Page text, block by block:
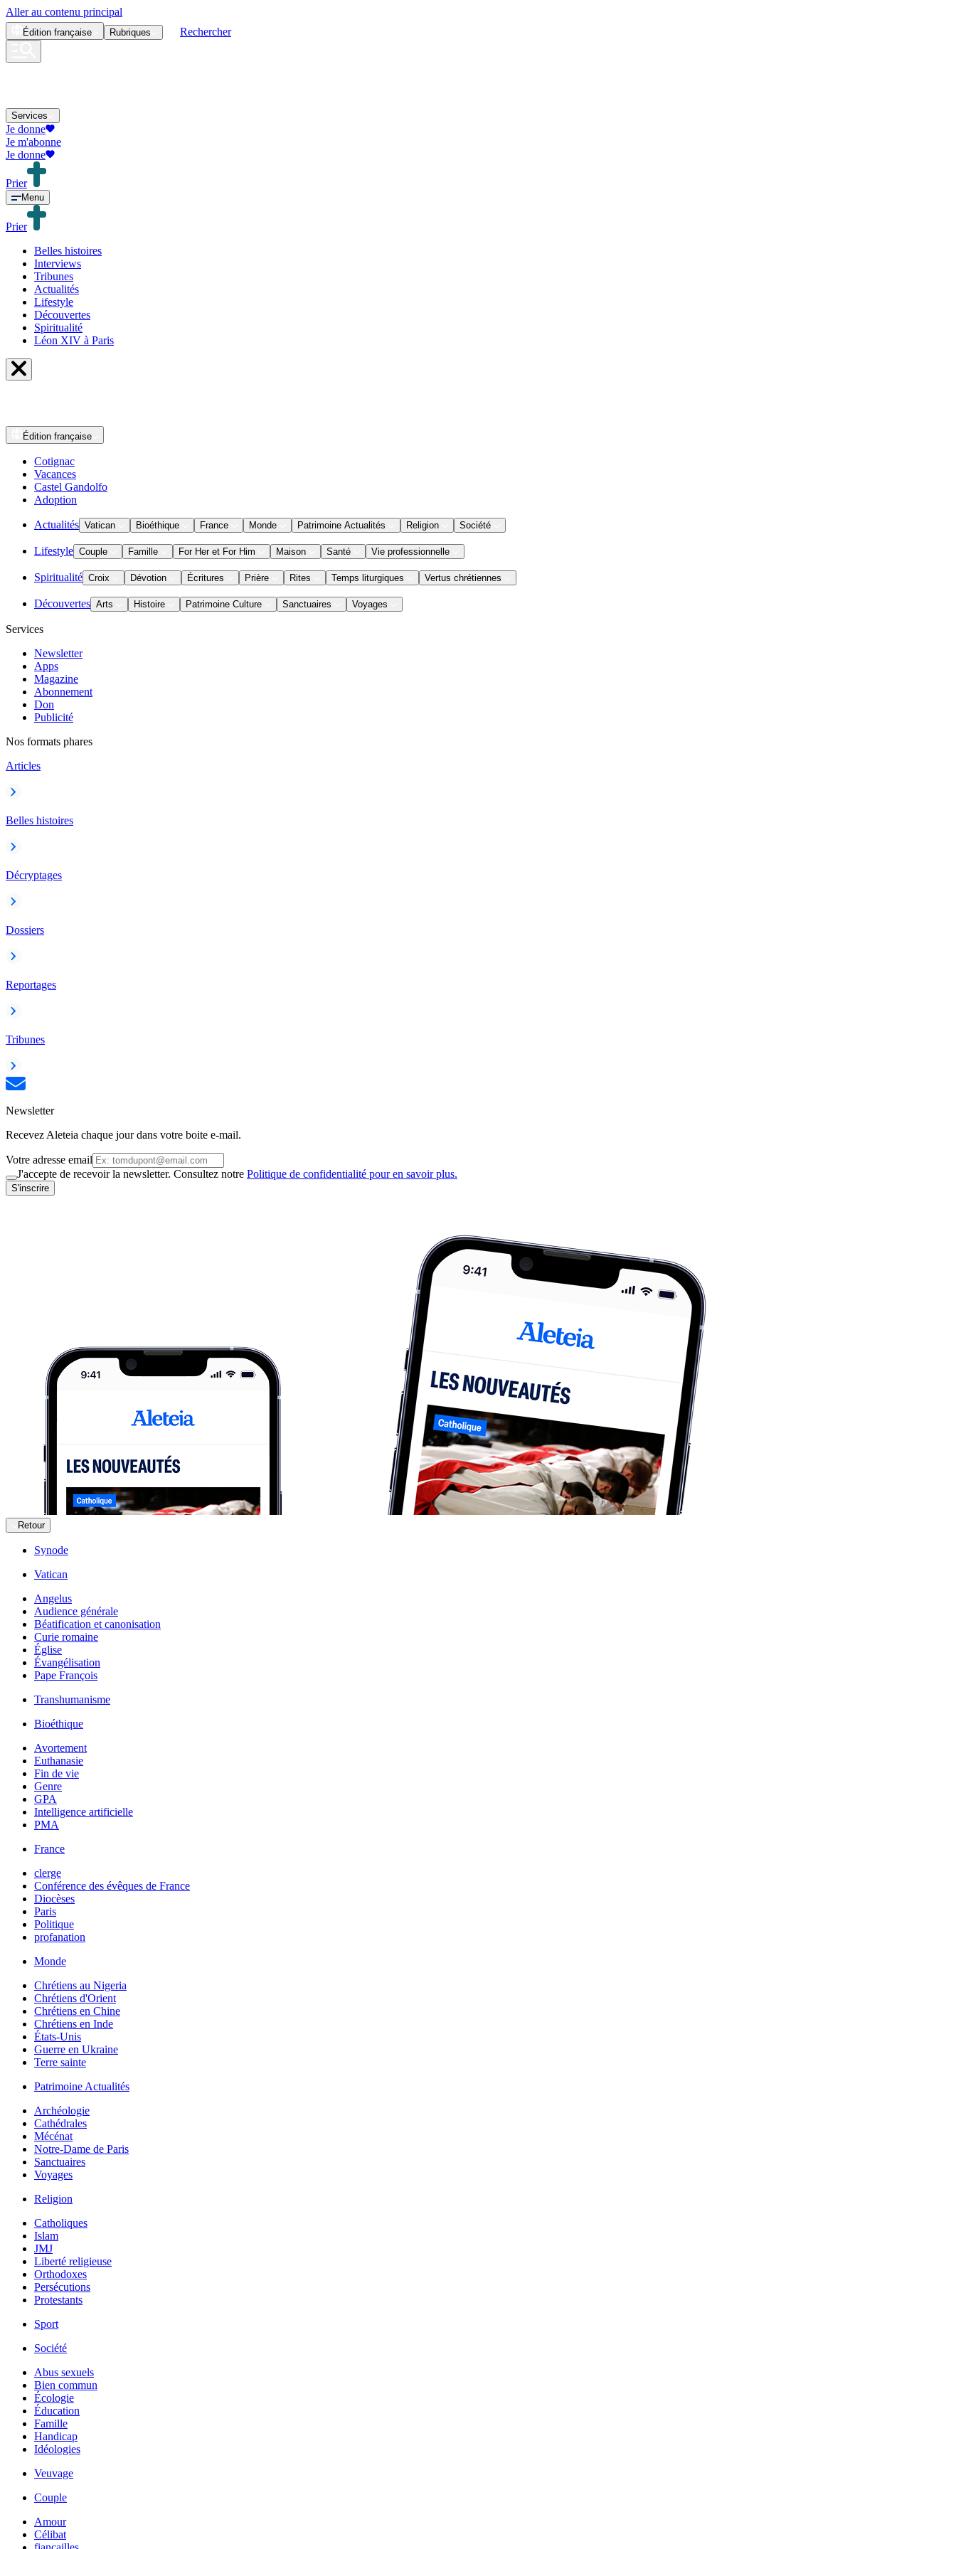
Aller au contenu principal
Édition française Rubriques Rechercher
Services
Je donne
Je m'abonne
Je donne
Prier
Menu
Prier
Belles histoires
Interviews
Tribunes
Actualités
Lifestyle
Découvertes
Spiritualité
Léon XIV à Paris
Édition française
Cotignac
Vacances
Castel Gandolfo
Adoption
Actualités Vatican Bioéthique France Monde Patrimoine Actualités Religion Société
Lifestyle Couple Famille For Her et For Him Maison Santé Vie professionnelle
Spiritualité Croix Dévotion Écritures Prière Rites Temps liturgiques Vertus chrétiennes
Découvertes Arts Histoire Patrimoine Culture Sanctuaires Voyages
Services
Newsletter
Apps
Magazine
Abonnement
Don
Publicité
Nos formats phares
Articles
Belles histoires
Décryptages
Dossiers
Reportages
Tribunes
Newsletter
Recevez Aleteia chaque jour dans votre boite e-mail.
Votre adresse email
J'accepte de recevoir la newsletter. Consultez notre Politique de confidentialité pour en savoir plus.
S'inscrire
Retour
Synode
Vatican
Angelus
Audience générale
Béatification et canonisation
Curie romaine
Église
Évangélisation
Pape François
Transhumanisme
Bioéthique
Avortement
Euthanasie
Fin de vie
Genre
GPA
Intelligence artificielle
PMA
France
clerge
Conférence des évêques de France
Diocèses
Paris
Politique
profanation
Monde
Chrétiens au Nigeria
Chrétiens d'Orient
Chrétiens en Chine
Chrétiens en Inde
États-Unis
Guerre en Ukraine
Terre sainte
Patrimoine Actualités
Archéologie
Cathédrales
Mécénat
Notre-Dame de Paris
Sanctuaires
Voyages
Religion
Catholiques
Islam
JMJ
Liberté religieuse
Orthodoxes
Persécutions
Protestants
Sport
Société
Abus sexuels
Bien commun
Écologie
Éducation
Famille
Handicap
Idéologies
Veuvage
Couple
Amour
Célibat